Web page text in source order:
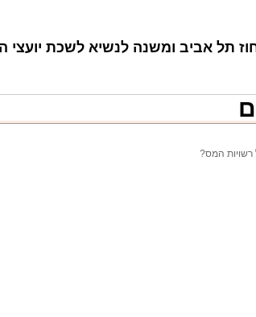
תל אביב ומשנה לנשיא לשכת יועצי